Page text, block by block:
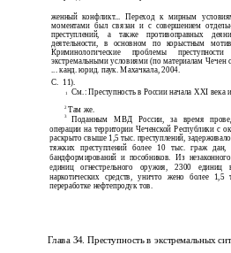
женный конфликт... Переход к мирным
моментами был связан и с совершением
преступлений, а также противоправных
деятельности, в основном по корыстным
Криминологические проблемы
экстремальными условиями (по материалам Чечен­
... канд. юрид. паук. Махачкала, 2004.
С. 11).
1 См.: Преступность в России начала XXI века
2Там же.
3 Поданным МВД России, за время
операции на территории Чеченской Республики с
раскрыто свыше 1,5 тыс. преступлений,
тяжких преступлений более 10 тыс. граж­
бандформирований и пособников. Из
единиц огнестрельного оружия, 2300
наркотических средств, уничто­ жено более 1,5
переработке нефтепродук­ тов.
Глава 34. Преступность в экстремальных